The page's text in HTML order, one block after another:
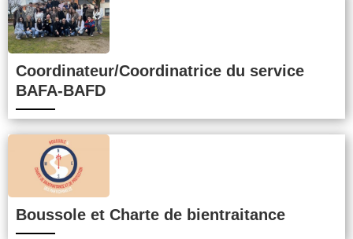
Coordinateur/Coordinatrice du service
BAFA-BAFD
Boussole et Charte de bientraitance